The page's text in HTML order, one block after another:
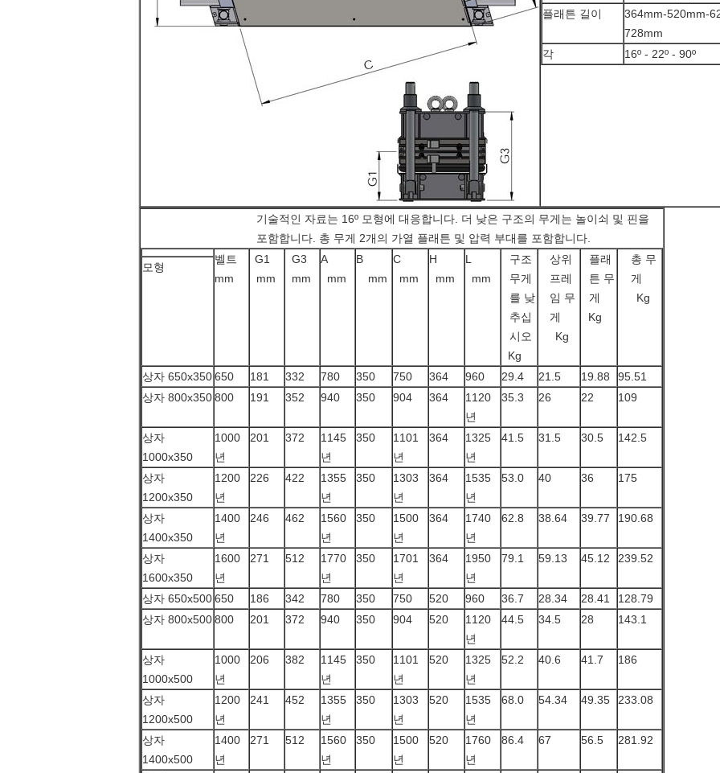
플래튼 길이
364mm-520mm-
728mm
각
16º - 22º - 90º
기술적인 자료는 16º 모형에 대응합니다. 더 낮은 구조의 무게는 놀이쇠 및 핀을
포함합니다. 총 무게 2개의 가열 플래튼 및 압력 부대를 포함합니다.
벨트
mm
G1
mm
G3
mm
A
mm
B
mm
C
mm
H
mm
L
mm
구조
무게
를 낮
추십
시오
Kg
상위
프레
임 무
게
Kg
플래
튼 무
게
Kg
총 무
게
Kg
모형
상자 650x350650 181 332 780 350 750 364 960 29.4 21.5 19.88
95.51
상자 800x350800 191 352 940 350 904 364
1120
년
35.3 26 22 109
상자
1000x350
1000
년
201 372
1145
년
350
1101
년
364
1325
년
41.5 31.5 30.5 142.5
상자
1200x350
1200
년
226 422
1355
년
350
1303
년
364
1535
년
53.0 40 36 175
상자
1400x350
1400
년
246 462
1560
년
350
1500
년
364
1740
년
62.8 38.64 39.77 190.68
상자
1600x350
1600
년
271 512
1770
년
350
1701
년
364
1950
년
79.1 59.13 45.12 239.52
상자 650x500650 186 342 780 350 750 520 960 36.7 28.34 28.41
128.79
상자 800x500800 201 372 940 350 904 520
1120
년
44.5 34.5 28 143.1
상자
1000x500
1000
년
206 382
1145
년
350
1101
년
520
1325
년
52.2 40.6 41.7 186
상자
1200x500
1200
년
241 452
1355
년
350
1303
년
520
1535
년
68.0 54.34 49.35 233.08
상자
1400x500
1400
년
271 512
1560
년
350
1500
년
520
1760
년
86.4 67 56.5 281.92